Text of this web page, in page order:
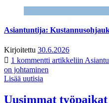
Asiantuntija:
Kirjoitettu 30.6.2026
1 kommentti artikkeliin
on johtaminen
Lisää uutisia
Uusimmat työpaikat